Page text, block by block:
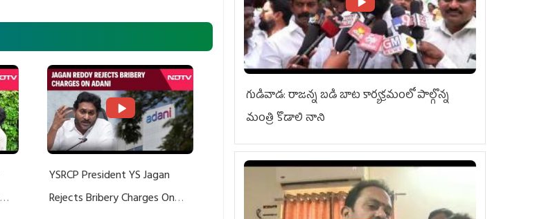
YSRCP President YS Jagan
Rejects Bribery Charges On
గుడివాడ: రాజన్న బడి బాట కార్యక్రమంలో పాల్గొన్న
మంత్రి కొడాలి నాని